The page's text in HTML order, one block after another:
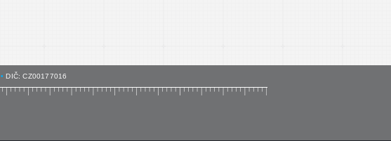
• DIČ: CZ00177016